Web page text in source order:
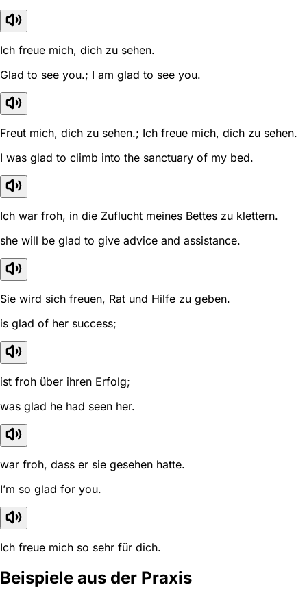
Ich freue mich, dich zu sehen.
Glad to see you.; I am glad to see you.
Freut mich, dich zu sehen.; Ich freue mich, dich zu sehen.
I was glad to climb into the sanctuary of my bed.
Ich war froh, in die Zuflucht meines Bettes zu klettern.
she will be glad to give advice and assistance.
Sie wird sich freuen, Rat und Hilfe zu geben.
is glad of her success;
ist froh über ihren Erfolg;
was glad he had seen her.
war froh, dass er sie gesehen hatte.
I’m so glad for you.
Ich freue mich so sehr für dich.
Beispiele aus der Praxis